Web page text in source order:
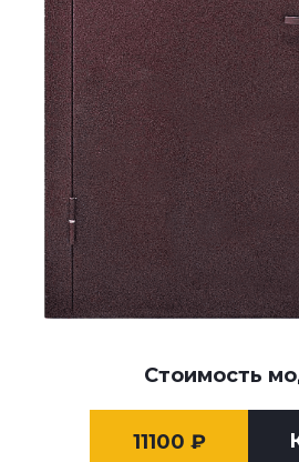
Стоимость
11100 ₽